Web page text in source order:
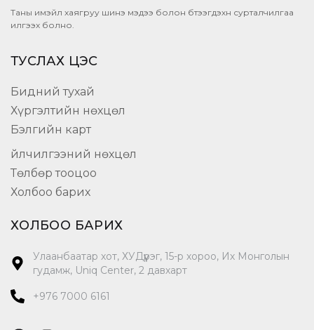
Таны имэйл хаягруу шинэ мэдээ болон бүтээгдэхүүн сурталчилгаа
илгээх болно.
ТУСЛАХ ЦЭС
Бидний тухай
Хүргэлтийн нөхцөл
Бэлгийн карт
Үйлчилгээний нөхцөл
Төлбөр тооцоо
Холбоо барих
ХОЛБОО БАРИХ
Улаанбаатар хот, ХУДүүрэг, 15-р хороо, Их Монголын
гудамж, Uniq Center, 2 давхарт
+976 7000 6161